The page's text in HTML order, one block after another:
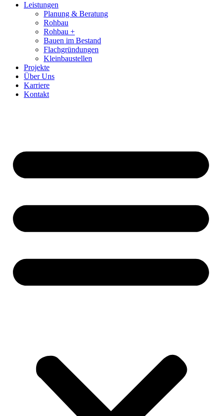
Leistungen
Planung & Beratung
Rohbau
Rohbau +
Bauen im Bestand
Flachgründungen
Kleinbaustellen
Projekte
Über Uns
Karriere
Kontakt